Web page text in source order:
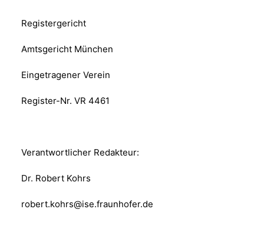
Registergericht
Amtsgericht München
Eingetragener Verein
Register-Nr. VR 4461
Verantwortlicher Redakteur:
Dr. Robert Kohrs
robert.kohrs@ise.fraunhofer.de